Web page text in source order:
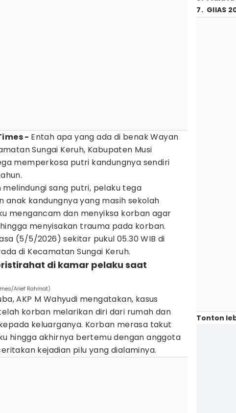
- Entah apa yang ada di benak Wayan
Sungai Keruh, Kabupaten Musi
memperkosa putri kandungnya sendiri
melindungi sang putri, pelaku tega
kandungnya yang masih sekolah
mengancam dan menyiksa korban agar
menyisakan trauma pada korban.
(5/5/2026) sekitar pukul 05.30 WIB di
di Kecamatan Sungai Keruh.
di kamar pelaku saat
Arief Rahmat)
AKP M Wahyudi mengatakan, kasus
korban melarikan diri dari rumah dan
keluarganya. Korban merasa takut
hingga akhirnya bertemu dengan anggota
kejadian pilu yang dialaminya.
7. GIIAS
Tonton